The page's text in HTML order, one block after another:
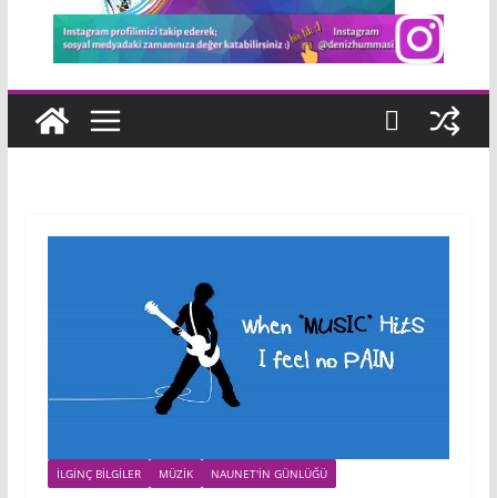
İLGINÇ BILGILER MÜZIK NAUNET'IN GÜNLÜĞÜ